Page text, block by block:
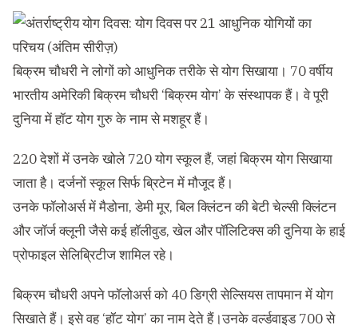
बिक्रम चौधरी ने लोगों को आधुनिक तरीके से योग सिखाया। 70 वर्षीय
भारतीय अमेरिकी बिक्रम चौधरी ‘बिक्रम योग’ के संस्थापक हैं। वे पूरी
दुनिया में हॉट योग गुरु के नाम से मशहूर हैं।
220 देशों में उनके खोले 720 योग स्कूल हैं, जहां बिक्रम योग सिखाया
जाता है। दर्जनों स्कूल सिर्फ ब्रिटेन में मौजूद हैं।
उनके फॉलोअर्स में मैडोना, डेमी मूर, बिल क्लिंटन की बेटी चेल्सी क्लिंटन
और जॉर्ज क्लूनी जैसे कई हॉलीवुड, खेल और पॉलिटिक्स की दुनिया के हाई
प्रोफाइल सेलिब्रिटीज शामिल रहे।
बिक्रम चौधरी अपने फॉलोअर्स को 40 डिग्री सेल्सियस तापमान में योग
सिखाते हैं। इसे वह ‘हॉट योग’ का नाम देते हैं।उनके वर्ल्डवाइड 700 से